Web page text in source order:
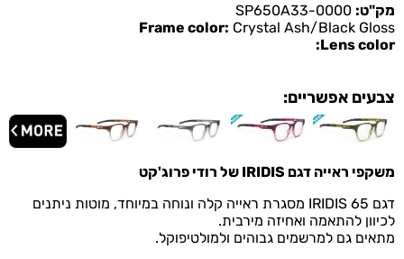
מק"ט:
Frame color: Crystal Ash/Black Gloss
Lens color:
צבעים אפשריים:
משקפי ראייה דגם IRIDIS של רודי פרוג'קט
דגם IRIDIS 65 מסגרת ראייה קלה ונוחה במיוחד, מוטות ניתנים
לכיוון להתאמה ואחיזה מירבית.
מתאים גם למרשמים גבוהים ולמולטיפוקל.